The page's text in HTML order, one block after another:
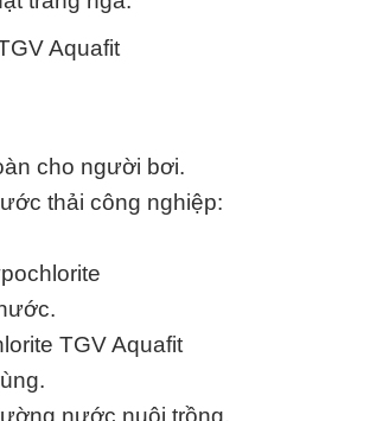
Aquafit
cho người bơi.
thải công nghiệp:
TGV Aquafit
nước nuôi trồng.